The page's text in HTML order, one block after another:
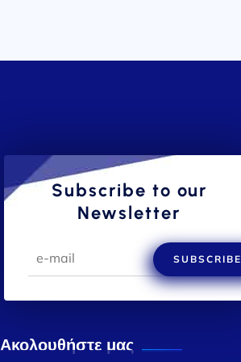
Subscribe to our
Newsletter
SUBSCRIBE
Ακολουθήστε μας